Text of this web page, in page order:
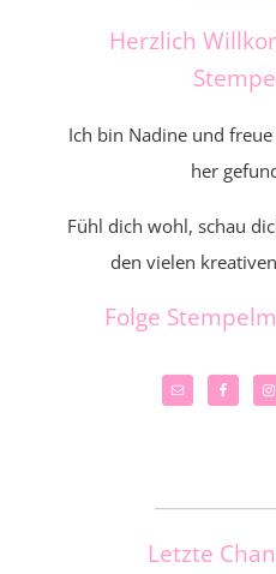
Herzlich
Ich bin Nadine und
her
Fühl dich wohl, schau
den vielen
Folge
Letzte